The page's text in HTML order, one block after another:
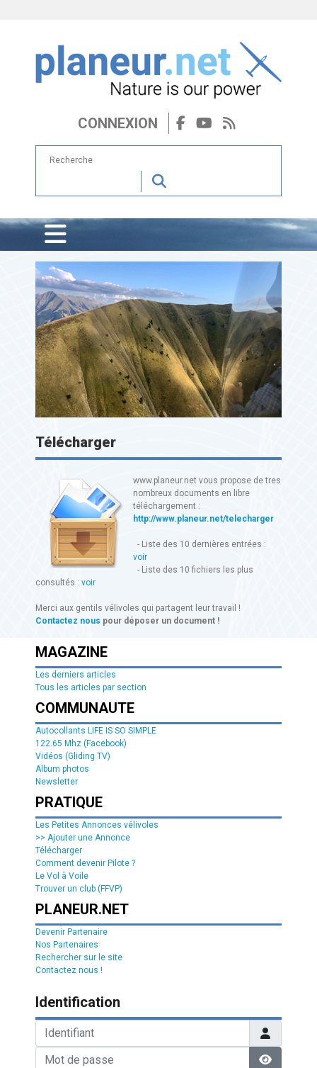
CONNEXION
Télécharger
www.planeur.net vous propose de tres
nombreux documents en libre
téléchargement :
http://www.planeur.net/telecharger
- Liste des 10 dernières entrées :
voir
- Liste des 10 fichiers les plus
consultés : voir
Merci aux gentils vélivoles qui partagent leur travail !
Contactez nous pour déposer un document !
MAGAZINE
Les derniers articles
Tous les articles par section
COMMUNAUTE
Autocollants LIFE IS SO SIMPLE
122.65 Mhz (Facebook)
Vidéos (Gliding TV)
Album photos
Newsletter
PRATIQUE
Les Petites Annonces vélivoles
>> Ajouter une Annonce
Télécharger
Comment devenir Pilote ?
Le Vol à Voile
Trouver un club (FFVP)
PLANEUR.NET
Devenir Partenaire
Nos Partenaires
Rechercher sur le site
Contactez nous !
Identification
Identifiant
Mot de passe